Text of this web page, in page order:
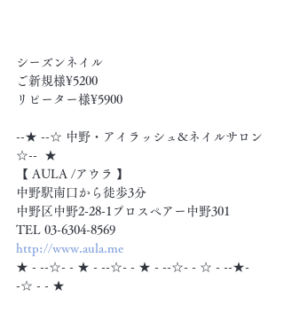
シーズンネイル
ご新規様¥5200
リピーター様¥5900
--★ --☆ 中野・アイラッシュ&ネイルサロン
☆--  ★
【 AULA /アウラ 】
中野駅南口から徒歩3分
中野区中野2-28-1プロスペアー中野301
TEL 03-6304-8569
http://www.aula.me
★ - --☆- - ★ - --☆- - ★ - --☆- - ☆ - --★-
-☆ - - ★